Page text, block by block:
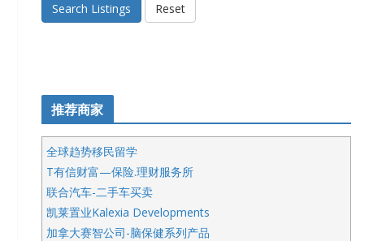
Search Listings Reset
推荐商家
全球趋势移民留学
T有信财富—保险.理财服务所
联合汽车-二手车买卖
凯莱置业Kalexia Developments
加拿大赛智公司-脑保健系列产品